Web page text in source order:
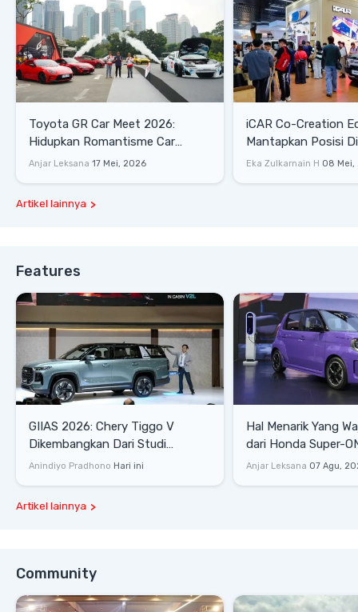
Toyota GR Car Meet 2026:
Hidupkan Romantisme Car
Culture Era 90-an
Anjar Leksana 17 Mei, 2026
iCAR Co-Creation
Mantapkan Posisi
Gaya Hidup
Eka Zulkarnain H 08 Mei,
Artikel lainnya
Features
GIIAS 2026: Chery Tiggo V
Dikembangkan Dari Studi
Komprehensif di Indonesia
Anindiyo Pradhono Hari ini
Hal Menarik Yang
dari Honda Super-ONE
Harga
Anjar Leksana 07 Agu,
Artikel lainnya
Community